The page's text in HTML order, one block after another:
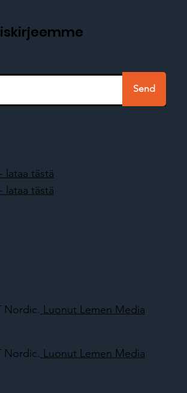
Nordic. Luonut Lemen Media
Send
Nordic. Luonut Lemen Media
lataa tästä
lataa tästä